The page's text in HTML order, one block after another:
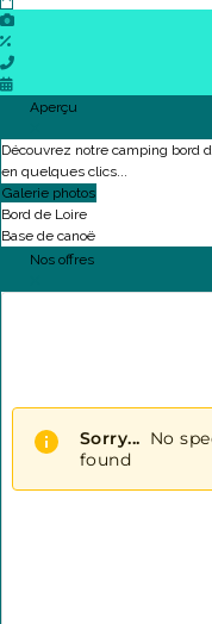
Aperçu
Découvrez notre camping bord
en quelques clics...
Galerie photos
Bord de Loire
Base de canoë
Nos offres